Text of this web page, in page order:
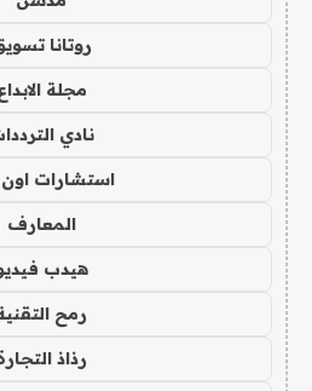
روتانا
مجلة
نادي
استشارات اون
المعارف
هيدب
رمح
رذاذ